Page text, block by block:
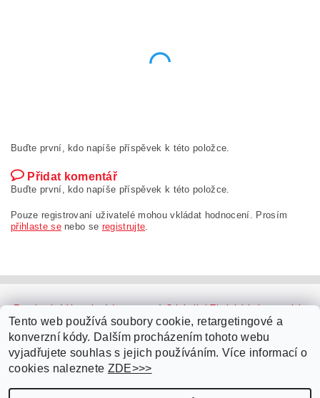
Buďte první, kdo napíše příspěvek k této položce.
Přidat komentář
Buďte první, kdo napíše příspěvek k této položce.
Pouze registrovaní uživatelé mohou vkládat hodnocení. Prosím
přihlaste senebo se registrujte.
Facebook | Youtube | Instagram | Originální Thajské krémy a oleje
| Platební brána ComGate
Tento web používá soubory cookie, retargetingové a
konverzní kódy. Dalším procházením tohoto webu
vyjadřujete souhlas s jejich používáním. Více informací o
cookies naleznete ZDE>>>